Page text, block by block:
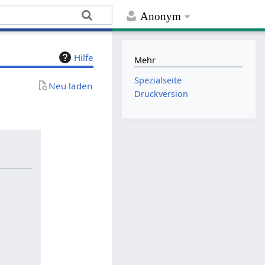
Anonym
Hilfe
Neu laden
Mehr
Spezialseite
Druckversion